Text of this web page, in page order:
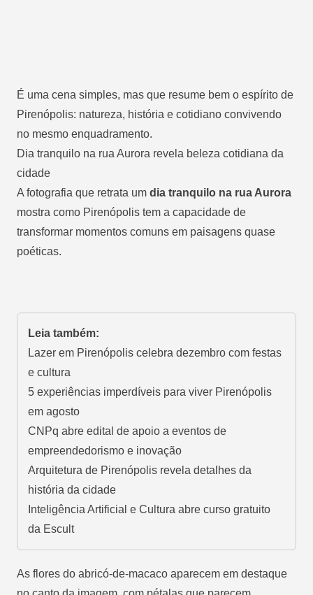
É uma cena simples, mas que resume bem o espírito de
Pirenópolis: natureza, história e cotidiano convivendo
no mesmo enquadramento.
Dia tranquilo na rua Aurora revela beleza cotidiana da
cidade
A fotografia que retrata um dia tranquilo na rua Aurora
mostra como Pirenópolis tem a capacidade de
transformar momentos comuns em paisagens quase
poéticas.
Leia também:
Lazer em Pirenópolis celebra dezembro com festas
e cultura
5 experiências imperdíveis para viver Pirenópolis
em agosto
CNPq abre edital de apoio a eventos de
empreendedorismo e inovação
Arquitetura de Pirenópolis revela detalhes da
história da cidade
Inteligência Artificial e Cultura abre curso gratuito
da Escult
As flores do abricó-de-macaco aparecem em destaque